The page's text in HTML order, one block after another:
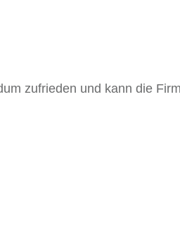
zufrieden und kann die